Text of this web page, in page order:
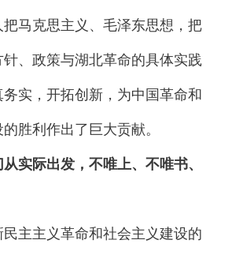
马克思主义、毛泽东思想，把
、政策与湖北革命的具体实践
实，开拓创新，为中国革命和
胜利作出了巨大贡献。
实际出发，不唯上、不唯书、
主义革命和社会主义建设的